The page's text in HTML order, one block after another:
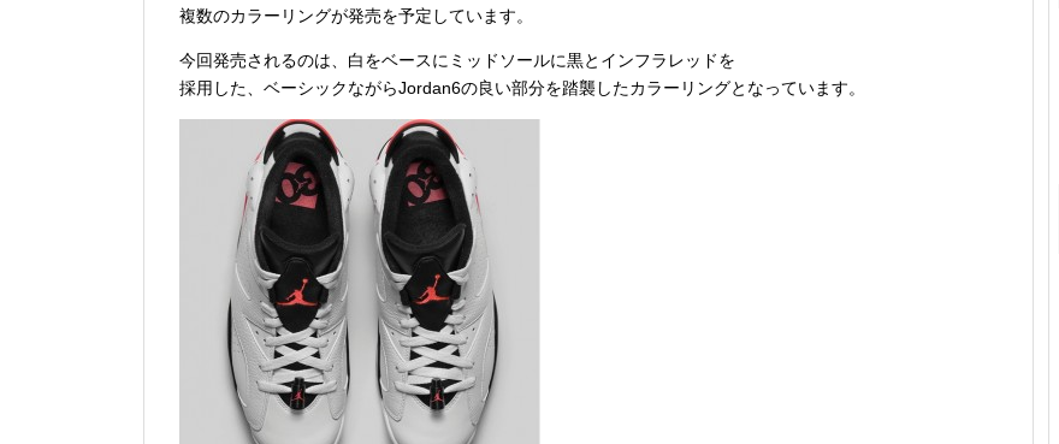
複数のカラーリングが発売を予定しています。
今回発売されるのは、白をベースにミッドソールに黒とインフラレッドを
採用した、ベーシックながらJordan6の良い部分を踏襲したカラーリングとなっています。